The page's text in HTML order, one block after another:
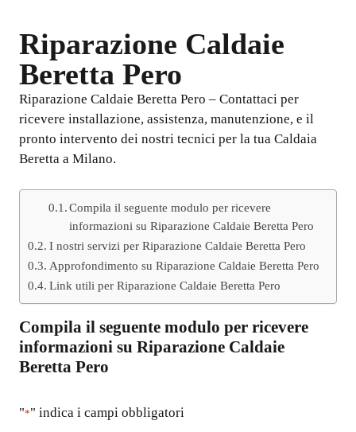
Riparazione Caldaie
Beretta Pero
Riparazione Caldaie Beretta Pero – Contattaci per
ricevere installazione, assistenza, manutenzione, e il
pronto intervento dei nostri tecnici per la tua Caldaia
Beretta a Milano.
Compila il seguente modulo per ricevere
informazioni su Riparazione Caldaie Beretta Pero
I nostri servizi per Riparazione Caldaie Beretta Pero
Approfondimento su Riparazione Caldaie Beretta Pero
Link utili per Riparazione Caldaie Beretta Pero
Compila il seguente modulo per ricevere
informazioni su Riparazione Caldaie
Beretta Pero
"*" indica i campi obbligatori